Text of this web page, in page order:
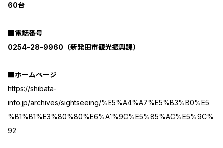
60台
■電話番号
0254-28-9960（新発田市観光振興課）
■ホームページ
https://shibata-
info.jp/archives/sightseeing/%E5%A4%A7%E5%B3%B0%E5
%B1%B1%E3%80%80%E6%A1%9C%E5%85%AC%E5%9C%
92